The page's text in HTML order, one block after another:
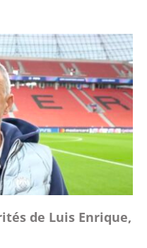
de Luis Enrique,